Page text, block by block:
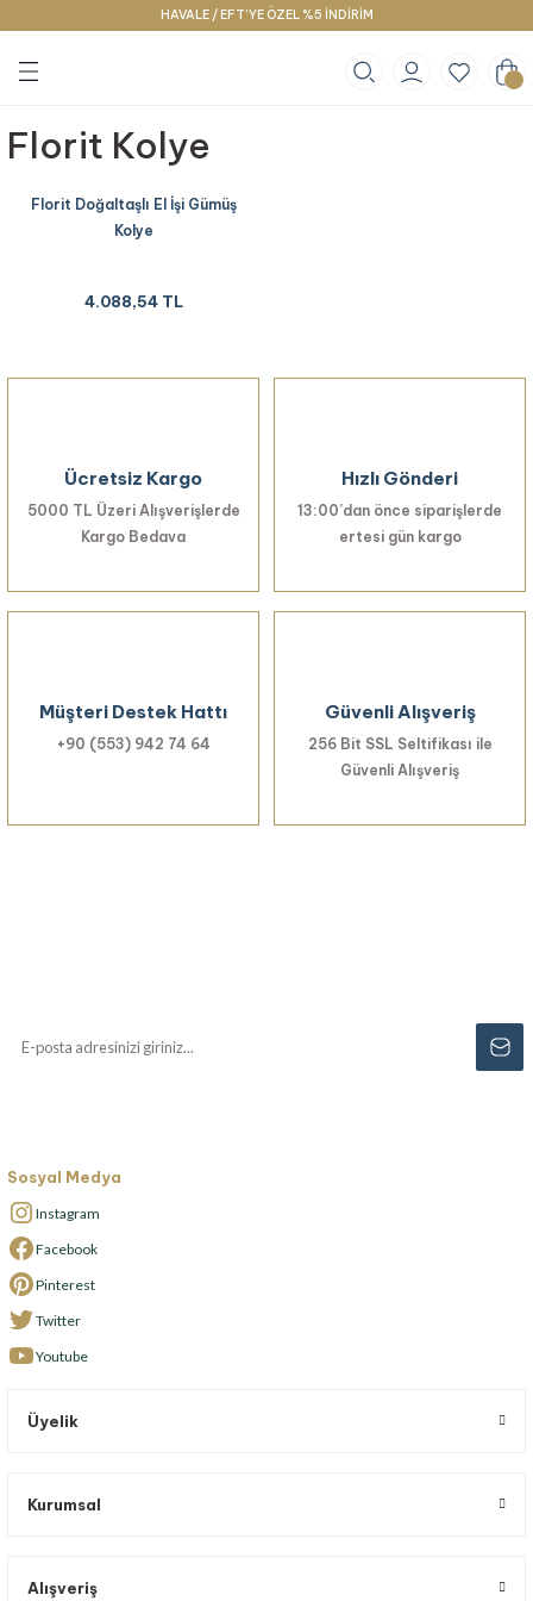
HAVALE / EFT’YE ÖZEL %5 İNDİRİM
Geri Dön
Geri Dön
Geri Dön
Florit Kolye
Florit Doğaltaşlı El İşi Gümüş
Kolye
4.088,54 TL
Ücretsiz Kargo
5000 TL Üzeri Alışverişlerde
Kargo Bedava
Hızlı Gönderi
13:00’dan önce siparişlerde
ertesi gün kargo
Müşteri Destek Hattı
+90 (553) 942 74 64
Güvenli Alışveriş
256 Bit SSL Seltifikası ile
Güvenli Alışveriş
Sosyal Medya
Instagram
Facebook
Pinterest
Twitter
Youtube
Üyelik
Kurumsal
Alışveriş